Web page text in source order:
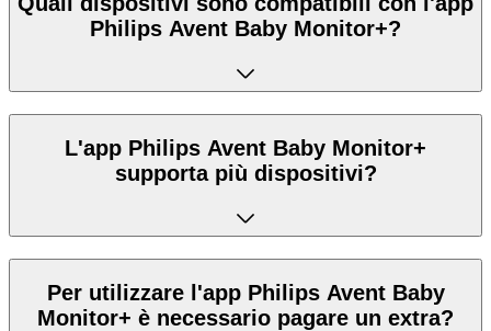
Philips Avent Baby Monitor+?
L'app Philips Avent Baby Monitor+
supporta più dispositivi?
Per utilizzare l'app Philips Avent Baby
Monitor+ è necessario pagare un extra?